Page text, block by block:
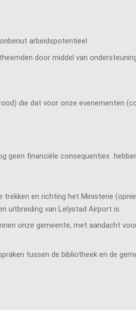
arbeidspotentieel
door middel van
die dat voor onze evenementen
geen financiële consequenties
en richting het Ministerie
uitbreiding van Lelystad Airport is.
onze gemeente, met aandacht
tussen de bibliotheek en de